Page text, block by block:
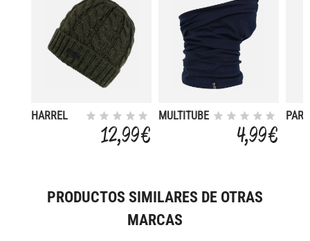
HARREL
12,99 €
MULTITUBE
4,99 €
PAR-
PRODUCTOS SIMILARES DE OTRAS
MARCAS